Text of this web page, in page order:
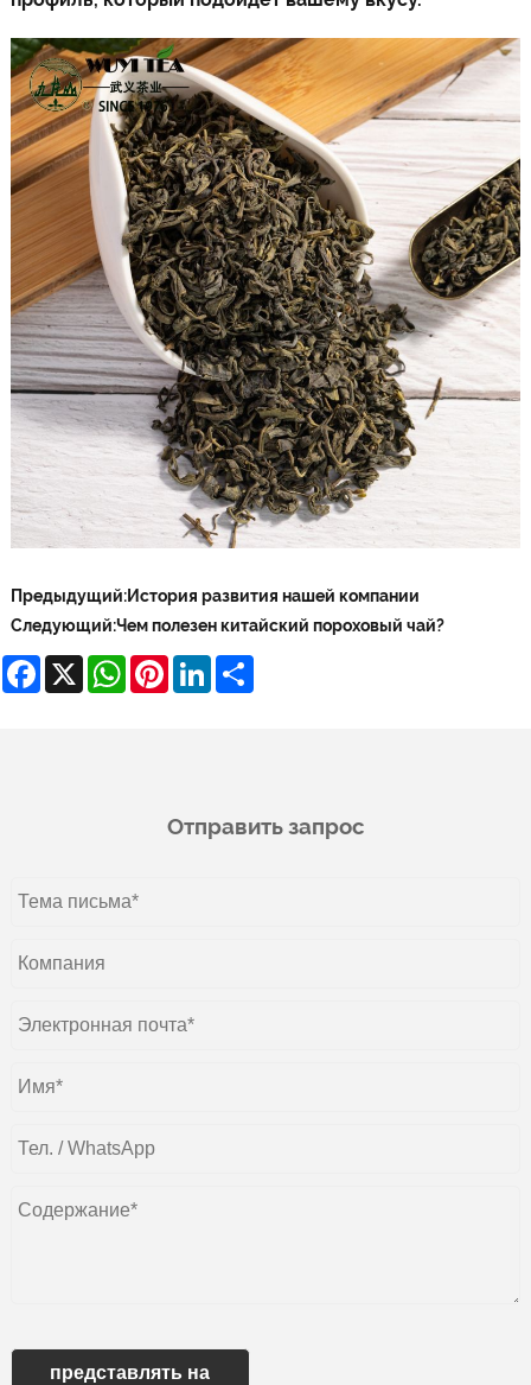
Предыдущий:История развития нашей компании
Следующий:Чем полезен китайский пороховый чай?
Facebook
X WhatsApp
PinterestLinkedIn
Отправить запрос
представлять на